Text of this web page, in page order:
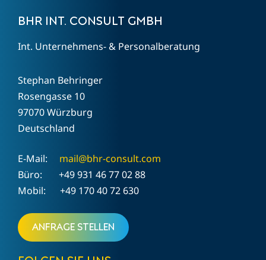
BHR INT. CONSULT GMBH
Int. Unternehmens- & Personalberatung
Stephan Behringer
Rosengasse 10
97070 Würzburg
Deutschland
E-Mail: mail@bhr-consult.com
Büro: +49 931 46 77 02 88
Mobil: +49 170 40 72 630
Anfrage stellen